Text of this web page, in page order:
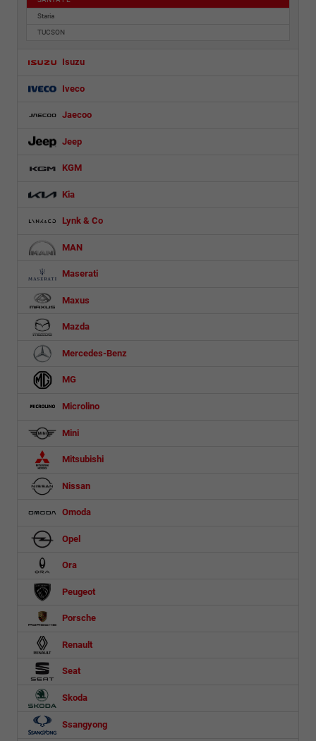
Staria
TUCSON
Isuzu
Iveco
Jaecoo
Jeep
KGM
Kia
Lynk & Co
MAN
Maserati
Maxus
Mazda
Mercedes-Benz
MG
Microlino
Mini
Mitsubishi
Nissan
Omoda
Opel
Ora
Peugeot
Porsche
Renault
Seat
Skoda
Ssangyong